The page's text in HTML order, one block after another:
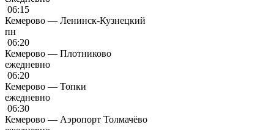
06:15
Кемерово — Ленинск-Кузнецкий
пн
06:20
Кемерово — Плотниково
ежедневно
06:20
Кемерово — Топки
ежедневно
06:30
Кемерово — Аэропорт Толмачёво